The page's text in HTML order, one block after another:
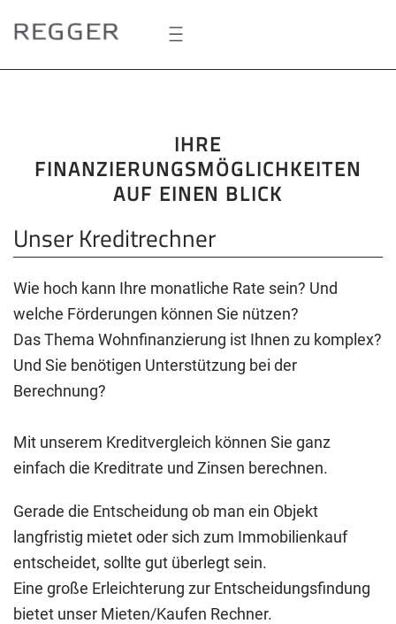
Zum
Hauptinhalt
IHRE
FINANZIERUNGSMÖGLICHKEITEN
AUF EINEN BLICK
Unser Kreditrechner
Wie hoch kann Ihre monatliche Rate sein? Und
welche Förderungen können Sie nützen?
Das Thema Wohnfinanzierung ist Ihnen zu komplex?
Und Sie benötigen Unterstützung bei der
Berechnung?
Mit unserem Kreditvergleich können Sie ganz
einfach die Kreditrate und Zinsen berechnen.
Gerade die Entscheidung ob man ein Objekt
langfristig mietet oder sich zum Immobilienkauf
entscheidet, sollte gut überlegt sein.
Eine große Erleichterung zur Entscheidungsfindung
bietet unser Mieten/Kaufen Rechner.